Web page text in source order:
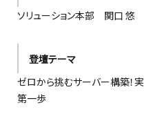
ソリューション本部 関口 悠
登壇テーマ
ゼロから挑むサーバー構築！
第一歩